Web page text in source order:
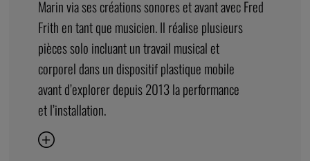
Marin via ses créations sonores et avant avec Fred
Frith en tant que musicien. Il réalise plusieurs
pièces solo incluant un travail musical et
corporel dans un dispositif plastique mobile
avant d’explorer depuis 2013 la performance
et l’installation.